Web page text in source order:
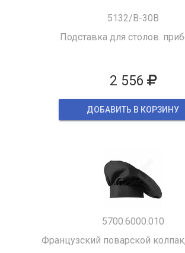
5132/B-30B
Подставка для столов.
2 556
ДОБАВИТЬ В КОРЗИНУ
5700.6000.010
Французский поварской